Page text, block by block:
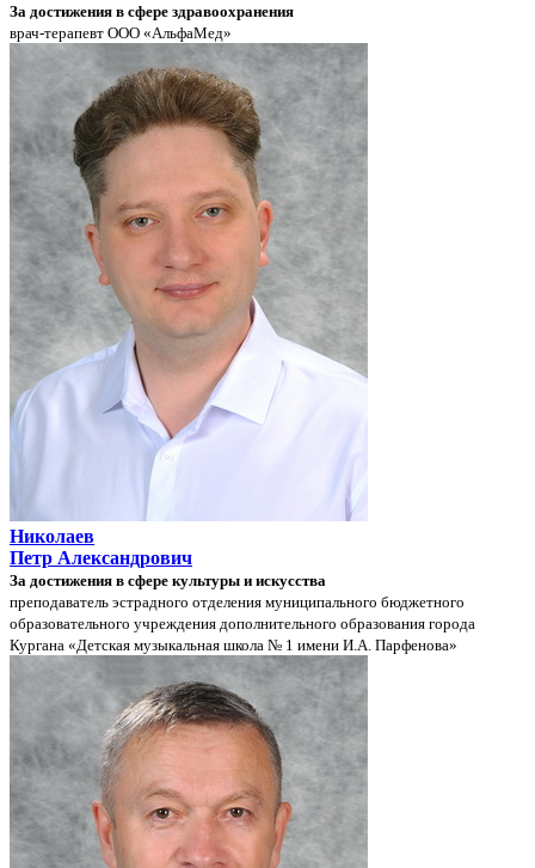
За достижения в сфере здравоохранения
врач-терапевт ООО «АльфаМед»
Николаев
Петр Александрович
За достижения в сфере культуры и искусства
преподаватель эстрадного отделения муниципального бюджетного
образовательного учреждения дополнительного образования города
Кургана «Детская музыкальная школа № 1 имени И.А. Парфенова»